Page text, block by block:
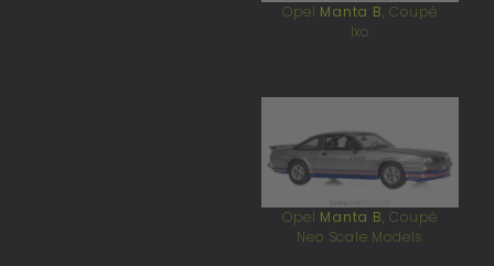
Opel Manta B, Coupé
Ixo
Opel Manta B, Coupé
Neo Scale Models